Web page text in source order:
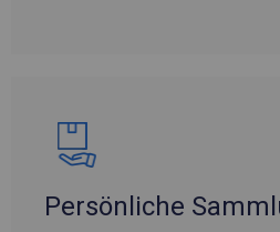
Persönliche